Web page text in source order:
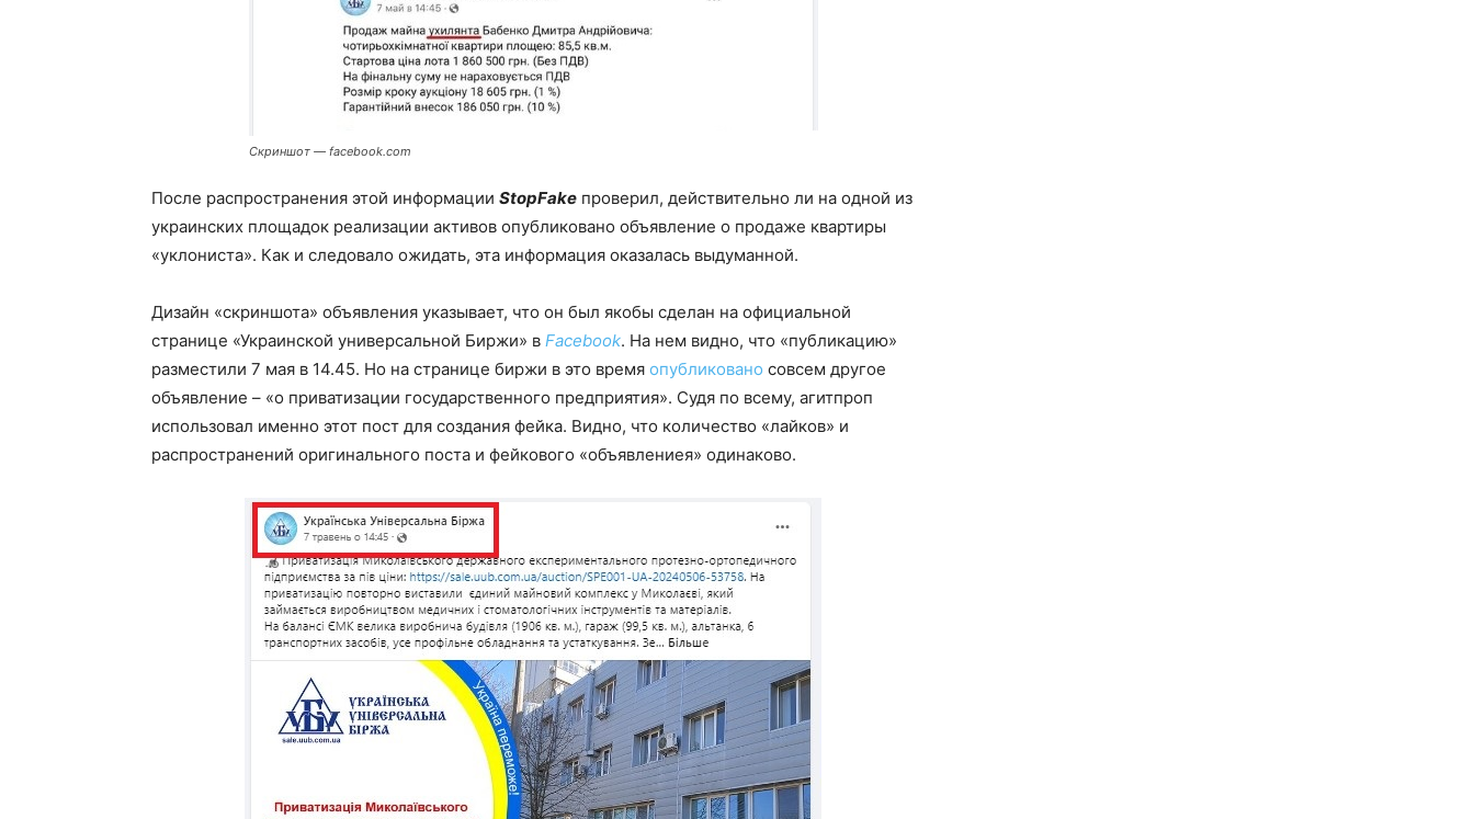
Скриншот — facebook.com
После распространения этой информации StopFake проверил, действительно ли на одной из
украинских площадок реализации активов опубликовано объявление о продаже квартиры
«уклониста». Как и следовало ожидать, эта информация оказалась выдуманной.
Дизайн «скриншота» объявления указывает, что он был якобы сделан на официальной
странице «Украинской универсальной Биржи» в Facebook. На нем видно, что «публикацию»
разместили 7 мая в 14.45. Но на странице биржи в это время опубликовано совсем другое
объявление – «о приватизации государственного предприятия». Судя по всему, агитпроп
использовал именно этот пост для создания фейка. Видно, что количество «лайков» и
распространений оригинального поста и фейкового «объявлениея» одинаково.